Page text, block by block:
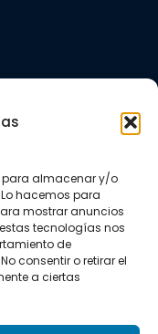
para almacenar y/o
hacemos para
mostrar anuncios
tecnologías nos
de
consentir o retirar el
a ciertas